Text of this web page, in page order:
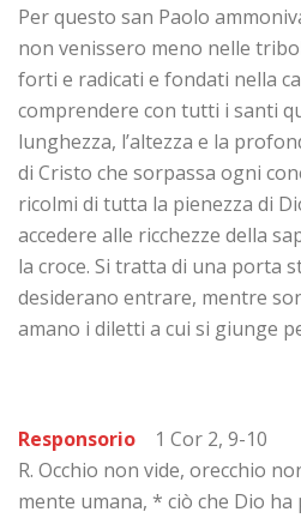
Per questo san Paolo
non venissero meno nelle
forti e radicati e fondati nella
comprendere con tutti i santi
lunghezza, l’altezza e la
di Cristo che sorpassa ogni
ricolmi di tutta la pienezza di
accedere alle ricchezze della
la croce. Si tratta di una porta
desiderano entrare, mentre
amano i diletti a cui si giunge
Responsorio 1 Cor 2, 9-10
R. Occhio non vide, orecchio
mente umana, * ciò che Dio